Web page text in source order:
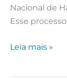
Nacional de
Esse
Leia mais »